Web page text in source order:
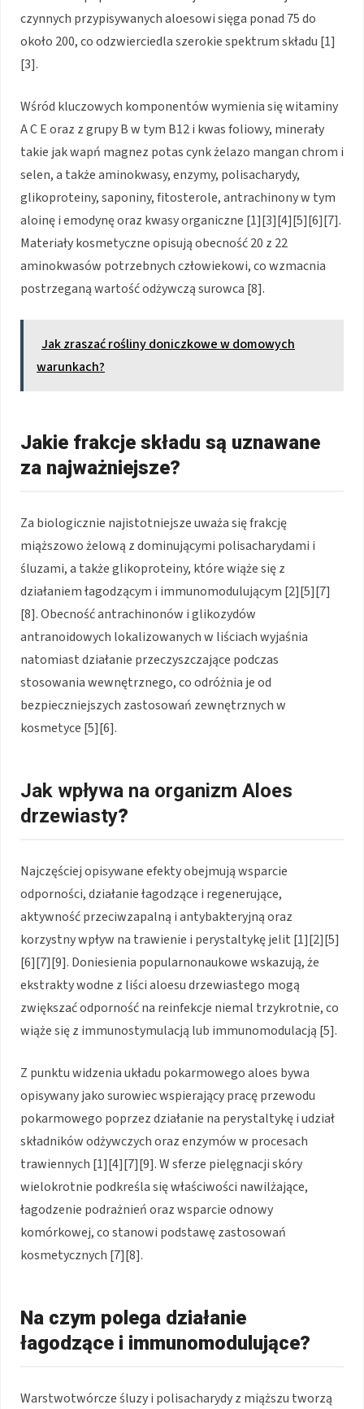
czynnych przypisywanych aloesowi sięga ponad 75 do
około 200, co odzwierciedla szerokie spektrum składu [1]
[3].
Wśród kluczowych komponentów wymienia się witaminy
A C E oraz z grupy B w tym B12 i kwas foliowy, minerały
takie jak wapń magnez potas cynk żelazo mangan chrom i
selen, a także aminokwasy, enzymy, polisacharydy,
glikoproteiny, saponiny, fitosterole, antrachinony w tym
aloinę i emodynę oraz kwasy organiczne [1][3][4][5][6][7].
Materiały kosmetyczne opisują obecność 20 z 22
aminokwasów potrzebnych człowiekowi, co wzmacnia
postrzeganą wartość odżywczą surowca [8].
Jak zraszać rośliny doniczkowe w domowych
warunkach?
Jakie frakcje składu są uznawane
za najważniejsze?
Za biologicznie najistotniejsze uważa się frakcję
miąższowo żelową z dominującymi polisacharydami i
śluzami, a także glikoproteiny, które wiąże się z
działaniem łagodzącym i immunomodulującym [2][5][7]
[8]. Obecność antrachinonów i glikozydów
antranoidowych lokalizowanych w liściach wyjaśnia
natomiast działanie przeczyszczające podczas
stosowania wewnętrznego, co odróżnia je od
bezpieczniejszych zastosowań zewnętrznych w
kosmetyce [5][6].
Jak wpływa na organizm Aloes
drzewiasty?
Najczęściej opisywane efekty obejmują wsparcie
odporności, działanie łagodzące i regenerujące,
aktywność przeciwzapalną i antybakteryjną oraz
korzystny wpływ na trawienie i perystaltykę jelit [1][2][5]
[6][7][9]. Doniesienia popularnonaukowe wskazują, że
ekstrakty wodne z liści aloesu drzewiastego mogą
zwiększać odporność na reinfekcje niemal trzykrotnie, co
wiąże się z immunostymulacją lub immunomodulacją [5].
Z punktu widzenia układu pokarmowego aloes bywa
opisywany jako surowiec wspierający pracę przewodu
pokarmowego poprzez działanie na perystaltykę i udział
składników odżywczych oraz enzymów w procesach
trawiennych [1][4][7][9]. W sferze pielęgnacji skóry
wielokrotnie podkreśla się właściwości nawilżające,
łagodzenie podrażnień oraz wsparcie odnowy
komórkowej, co stanowi podstawę zastosowań
kosmetycznych [7][8].
Na czym polega działanie
łagodzące i immunomodulujące?
Warstwotwórcze śluzy i polisacharydy z miąższu tworzą